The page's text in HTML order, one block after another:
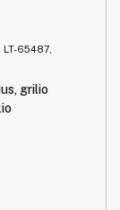
65487,
grilio